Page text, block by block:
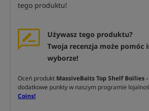
tego produktu!
Używasz tego produktu?
Twoja recenzja może pomóc
wyborze!
Oceń produkt MassiveBaits Top Shelf Boilies
dodatkowe punkty w naszym programie
Coins!